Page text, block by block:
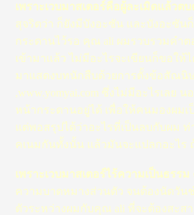
เพราะเวบมาสเตอร์คือผู้ละเมิดแล้วต
สุจริตว่า ก็ยังมีบังอะซัน และบังอะซัน
กระดานไว้รอ คุณ ali ผมรวบรวมคำ
เข้ามาแล้ว ไม่มีอะไรจะเขียนก็ขอใ
มาแสดงบทนักสืบด้วยการตั้งข้อสัณนิษฐ
,www.yomyai.com ซึ่งไม่มีอะไรเลย
หน้ากระดานอยู่ได้ เพื่อให้คนมองผมเ
แต่พอสรุปได้ว่าอะไรที่เป็นลบกับผม
คเนมกันทั้งนั้น แล้วมันจะแปลกอะไร
เพราะเวบมาสเตอร์ไร้ความเป็นธรรม
ความบาดหมางส่วนตัว จนต้องนัดวัน
ตัวระหว่างผมกับคุณ ali ที่จะต้องสะส